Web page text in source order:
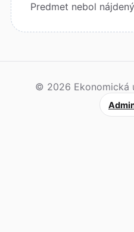
Predmet nebol
© 2026 Ekonomická